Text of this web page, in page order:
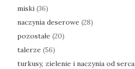
miski (36)
naczynia deserowe (28)
pozostałe (20)
talerze (56)
turkusy, zielenie i naczynia od serca